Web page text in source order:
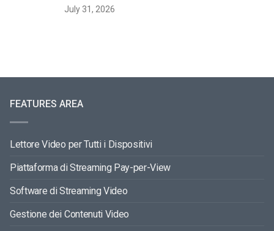
July 31, 2026
FEATURES AREA
Lettore Video per Tutti i Dispositivi
Piattaforma di Streaming Pay-per-View
Software di Streaming Video
Gestione dei Contenuti Video